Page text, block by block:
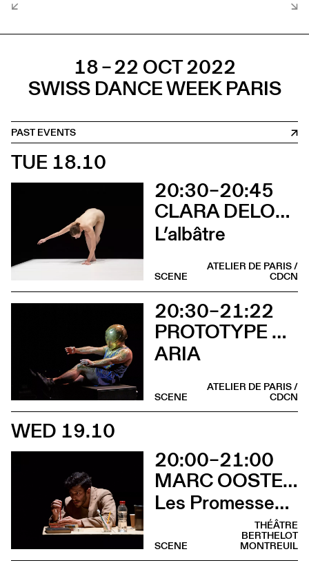
18 – 22 OCT 2022
SWISS DANCE WEEK PARIS
PAST EVENTS
TUE 18.10
20:30–20:45
CLARA DELORME
L’albâtre
ATELIER DE PARIS /
CDCN
SCENE
20:30–21:22
PROTOTYPE STATUS – CIE JASMINE MORAND
ARIA
ATELIER DE PARIS /
CDCN
SCENE
WED 19.10
20:00–21:00
MARC OOSTERHOFF
Les Promesses de l’incertitude
THÉÂTRE
BERTHELOT
MONTREUIL
SCENE